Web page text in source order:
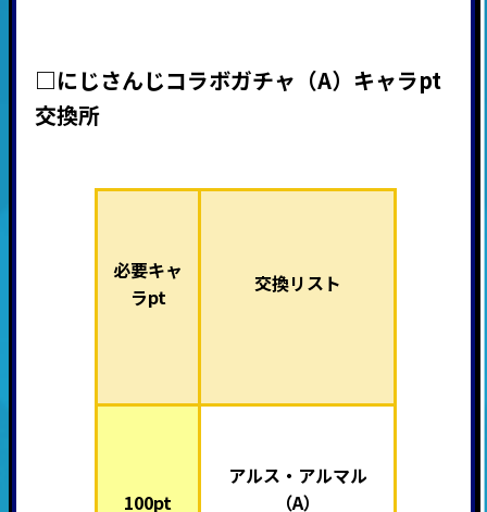
□にじさんじコラボガチャ（A）キャラpt
交換所
必要キャ
ラpt
交換リスト
100pt
アルス・アルマル
（A）